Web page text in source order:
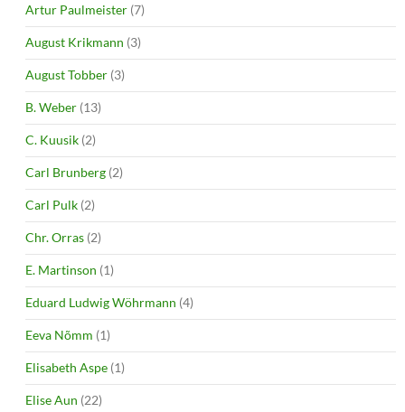
Artur Paulmeister (7)
August Krikmann (3)
August Tobber (3)
B. Weber (13)
C. Kuusik (2)
Carl Brunberg (2)
Carl Pulk (2)
Chr. Orras (2)
E. Martinson (1)
Eduard Ludwig Wöhrmann (4)
Eeva Nõmm (1)
Elisabeth Aspe (1)
Elise Aun (22)